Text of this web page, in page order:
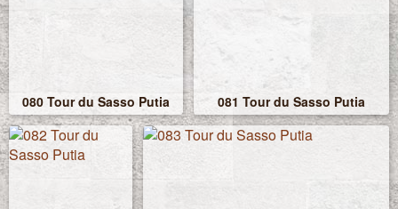
080 Tour du Sasso Putia 081 Tour du Sasso Putia